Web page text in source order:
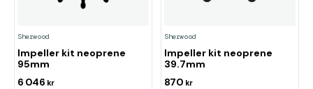
Sherwood
Impeller kit neoprene
95mm
6 046 kr
Sherwood
Impeller kit neoprene
39.7mm
870 kr